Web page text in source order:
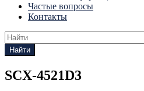
Частые вопросы
Контакты
Найти
SCX-4521D3